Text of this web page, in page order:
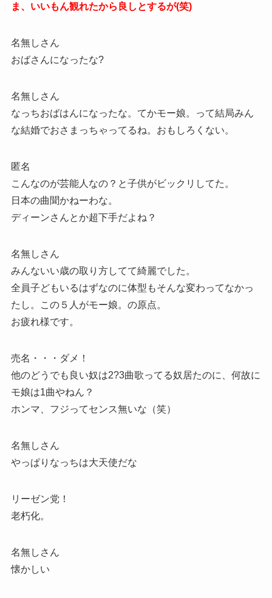
ま、いいもん観れたから良しとするが(笑)
名無しさん
おばさんになったな?
名無しさん
なっちおばはんになったな。てかモー娘。って結局みん
な結婚でおさまっちゃってるね。おもしろくない。
匿名
こんなのが芸能人なの？と子供がビックリしてた。
日本の曲聞かねーわな。
ディーンさんとか超下手だよね？
名無しさん
みんないい歳の取り方してて綺麗でした。
全員子どもいるはずなのに体型もそんな変わってなかっ
たし。この５人がモー娘。の原点。
お疲れ様です。
売名・・・ダメ！
他のどうでも良い奴は2?3曲歌ってる奴居たのに、何故に
モ娘は1曲やねん？
ホンマ、フジってセンス無いな（笑）
名無しさん
やっぱりなっちは大天使だな
リーゼン党！
老朽化。
名無しさん
懐かしい